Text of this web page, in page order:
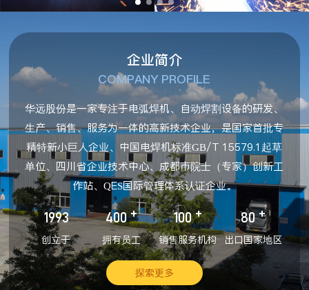
企业简介
COMPANY PROFILE
华远股份是一家专注于电弧焊机、自动焊割设备的研发、
生产、销售、服务为一体的高新技术企业，是国家首批专
精特新小巨人企业、中国电焊机标准GB/T 15579.1起草
单位、四川省企业技术中心、成都市院士（专家）创新工
作站、QES国际管理体系认证企业。
1993
创立于
400 +
拥有员工
100 +
销售服务机构
80 +
出口国家地区
探索更多